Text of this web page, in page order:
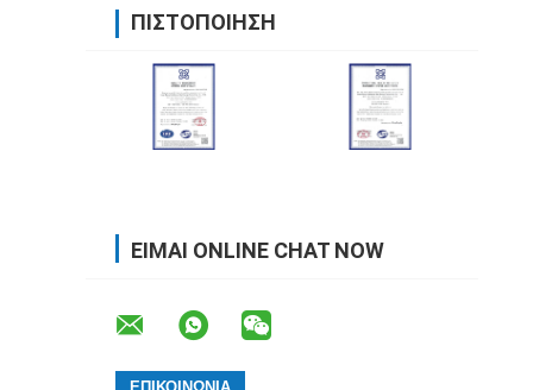
ΠΙΣΤΟΠΟΊΗΣΗ
ΕΊΜΑΙ ONLINE CHAT NOW